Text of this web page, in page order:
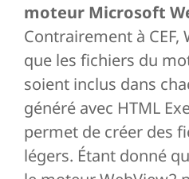
moteur Microsoft
Contrairement à CEF,
que les fichiers du
soient inclus dans
généré avec HTML
permet de créer des
légers. Étant donné